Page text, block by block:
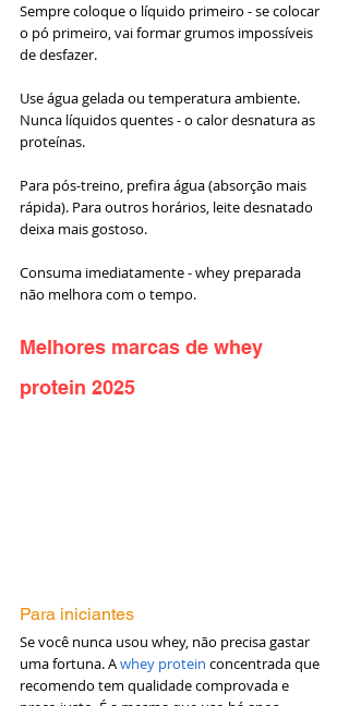
Sempre coloque o líquido primeiro - se colocar
o pó primeiro, vai formar grumos impossíveis
de desfazer.
Use água gelada ou temperatura ambiente.
Nunca líquidos quentes - o calor desnatura as
proteínas.
Para pós-treino, prefira água (absorção mais
rápida). Para outros horários, leite desnatado
deixa mais gostoso.
Consuma imediatamente - whey preparada
não melhora com o tempo.
Melhores marcas de whey
protein 2025
Para iniciantes
Se você nunca usou whey, não precisa gastar
uma fortuna. A whey protein concentrada que
recomendo tem qualidade comprovada e